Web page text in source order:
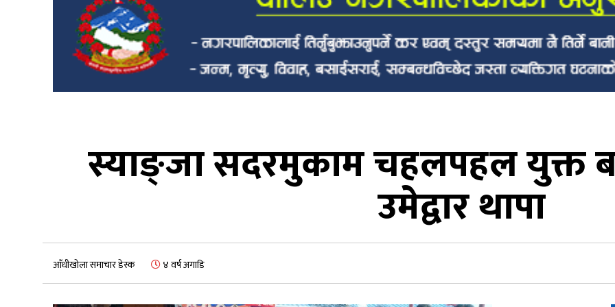
स्याङ्जा सदरमुकाम चहलपहल युक्त
उमेद्वार थापा
आँधीखोला समाचार डेस्क ४ वर्ष अगाडि